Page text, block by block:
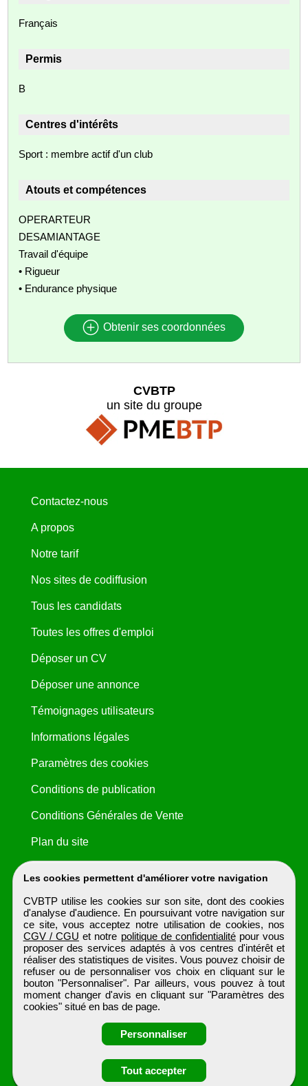
Obtenir ses
coordonnées
Français
Permis
B
Centres d'intérêts
Sport : membre actif d'un club
Atouts et compétences
OPERARTEUR
DESAMIANTAGE
Travail d'équipe
• Rigueur
• Endurance physique
Obtenir ses coordonnées
Les cookies permettent d'améliorer votre navigation
CVBTP utilise les cookies sur son site, dont des cookies
d'analyse d'audience. En poursuivant votre navigation sur
ce site, vous acceptez notre utilisation de cookies, nos
CGV / CGU et notre politique de confidentialité pour vous
proposer des services adaptés à vos centres d'intérêt et
réaliser des statistiques de visites. Vous pouvez choisir de
refuser ou de personnaliser vos choix en cliquant sur le
bouton "Personnaliser". Par ailleurs, vous pouvez à tout
moment changer d'avis en cliquant sur "Paramètres des
cookies" situé en bas de page.
Personnaliser
Tout accepter
CVBTP
un site du groupe
Contactez-nous
A propos
Notre tarif
Nos sites de codiffusion
Tous les candidats
Toutes les offres d'emploi
Déposer un CV
Déposer une annonce
Témoignages utilisateurs
Informations légales
Paramètres des cookies
Conditions de publication
Conditions Générales de Vente
Plan du site
CVBTP